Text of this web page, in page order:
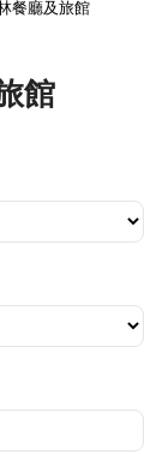
餐廳及旅館
館